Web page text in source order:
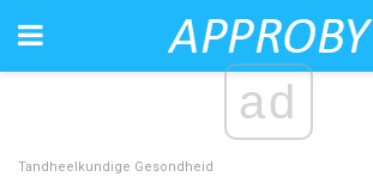
ad
Tandheelkundige Gesondheid